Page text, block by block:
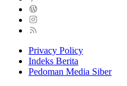
Privacy Policy
Indeks Berita
Pedoman Media Siber